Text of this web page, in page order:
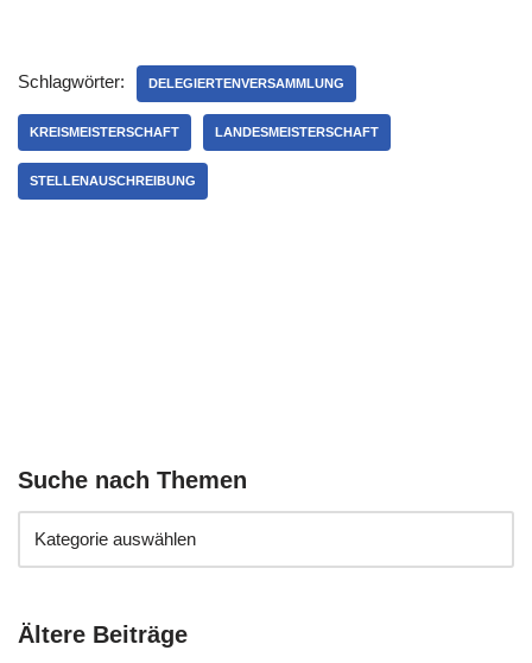
Schlagwörter: DELEGIERTENVERSAMMLUNG
KREISMEISTERSCHAFT LANDESMEISTERSCHAFT
STELLENAUSCHREIBUNG
Suche nach Themen
Ältere Beiträge